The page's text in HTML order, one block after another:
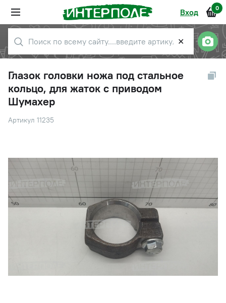
Вход 0
✕
Глазок головки ножа под стальное
кольцо, для жаток с приводом
Шумахер
Артикул 11235